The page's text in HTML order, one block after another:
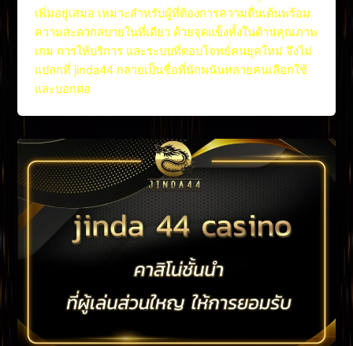
เพิ่มอยู่เสมอ เหมาะสำหรับผู้ที่ต้องการความตื่นเต้นพร้อม
ความสะดวกสบายในที่เดียว ด้วยจุดแข็งทั้งในด้านคุณภาพ
เกม การให้บริการ และระบบที่ตอบโจทย์คนยุคใหม่ จึงไม่
แปลกที่ jinda44 กลายเป็นชื่อที่นักพนันหลายคนเลือกใช้
และบอกต่อ